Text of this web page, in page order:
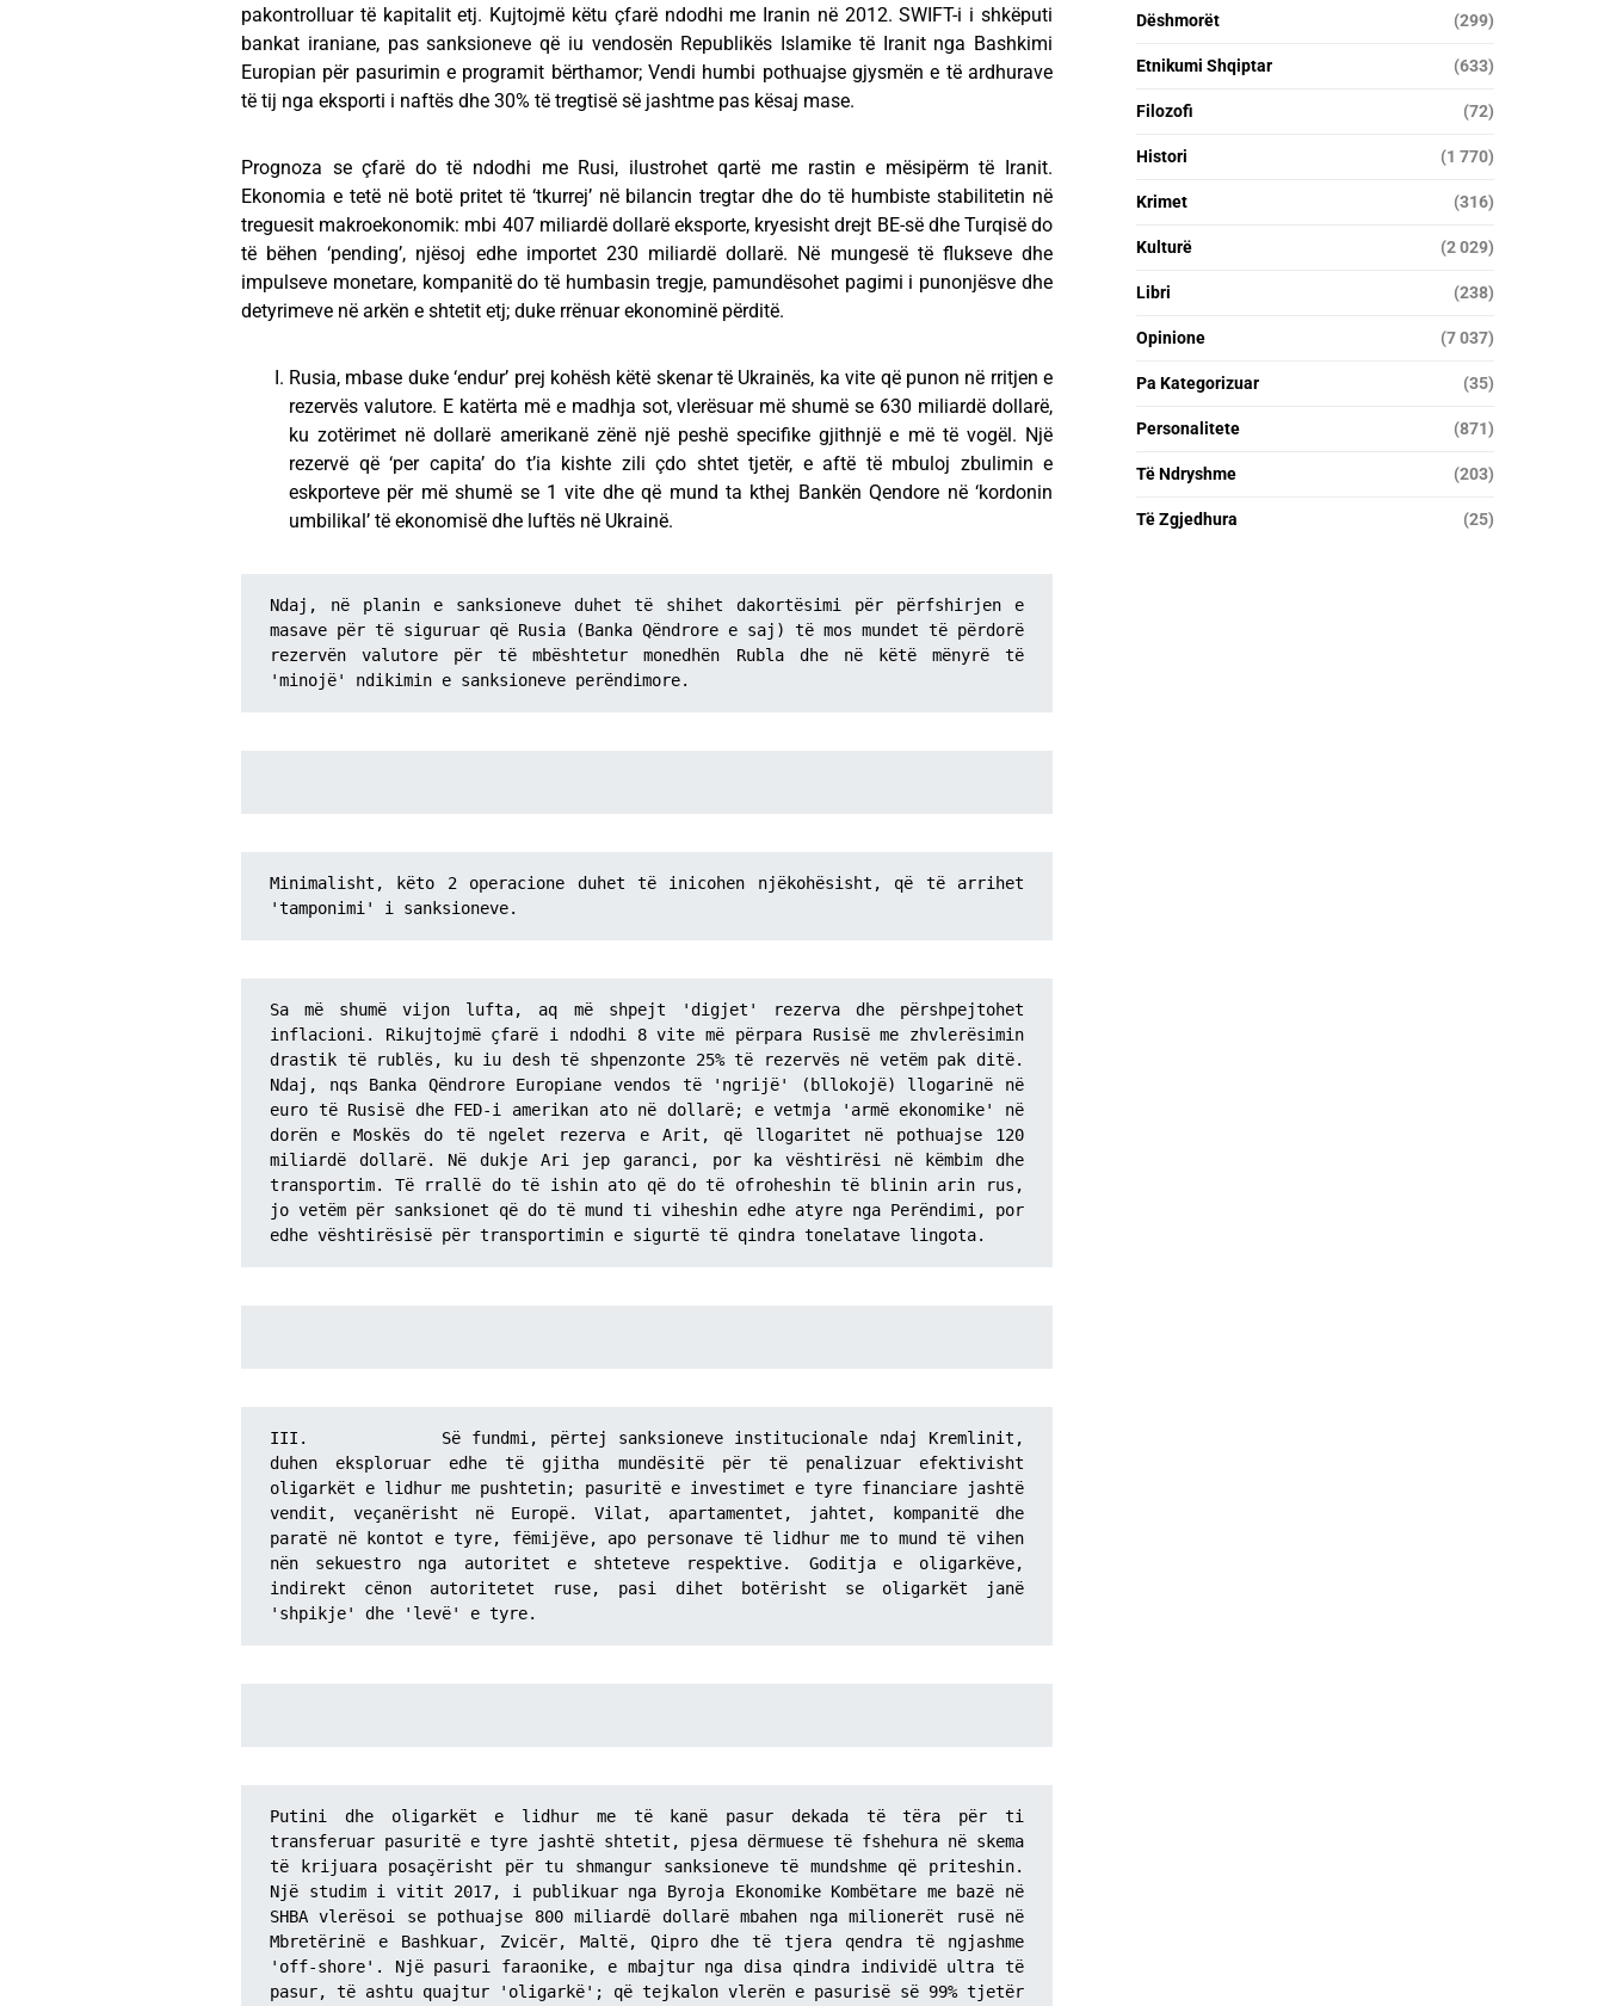
pakontrolluar të kapitalit etj. Kujtojmë këtu çfarë ndodhi me Iranin në 2012. SWIFT-i i shkëputi
bankat iraniane, pas sanksioneve që iu vendosën Republikës Islamike të Iranit nga Bashkimi
Europian për pasurimin e programit bërthamor; Vendi humbi pothuajse gjysmën e të ardhurave
të tij nga eksporti i naftës dhe 30% të tregtisë së jashtme pas kësaj mase.
Prognoza se çfarë do të ndodhi me Rusi, ilustrohet qartë me rastin e mësipërm të Iranit.
Ekonomia e tetë në botë pritet të ‘tkurrej’ në bilancin tregtar dhe do të humbiste stabilitetin në
treguesit makroekonomik: mbi 407 miliardë dollarë eksporte, kryesisht drejt BE-së dhe Turqisë do
të bëhen ‘pending’, njësoj edhe importet 230 miliardë dollarë. Në mungesë të flukseve dhe
impulseve monetare, kompanitë do të humbasin tregje, pamundësohet pagimi i punonjësve dhe
detyrimeve në arkën e shtetit etj; duke rrënuar ekonominë përditë.
Rusia, mbase duke ‘endur’ prej kohësh këtë skenar të Ukrainës, ka vite që punon në rritjen e
rezervës valutore. E katërta më e madhja sot, vlerësuar më shumë se 630 miliardë dollarë,
ku zotërimet në dollarë amerikanë zënë një peshë specifike gjithnjë e më të vogël. Një
rezervë që ‘per capita’ do t’ia kishte zili çdo shtet tjetër, e aftë të mbuloj zbulimin e
eskporteve për më shumë se 1 vite dhe që mund ta kthej Bankën Qendore në ‘kordonin
umbilikal’ të ekonomisë dhe luftës në Ukrainë.
Ndaj, në planin e sanksioneve duhet të shihet dakortësimi për përfshirjen e
masave për të siguruar që Rusia (Banka Qëndrore e saj) të mos mundet të përdorë
rezervën valutore për të mbështetur monedhën Rubla dhe në këtë mënyrë të
'minojë' ndikimin e sanksioneve perëndimore.
Minimalisht, këto 2 operacione duhet të inicohen njëkohësisht, që të arrihet
'tamponimi' i sanksioneve.
Sa më shumë vijon lufta, aq më shpejt 'digjet' rezerva dhe përshpejtohet
inflacioni. Rikujtojmë çfarë i ndodhi 8 vite më përpara Rusisë me zhvlerësimin
drastik të rublës, ku iu desh të shpenzonte 25% të rezervës në vetëm pak ditë.
Ndaj, nqs Banka Qëndrore Europiane vendos të 'ngrijë' (bllokojë) llogarinë në
euro të Rusisë dhe FED-i amerikan ato në dollarë; e vetmja 'armë ekonomike' në
dorën e Moskës do të ngelet rezerva e Arit, që llogaritet në pothuajse 120
miliardë dollarë. Në dukje Ari jep garanci, por ka vështirësi në këmbim dhe
transportim. Të rrallë do të ishin ato që do të ofroheshin të blinin arin rus,
jo vetëm për sanksionet që do të mund ti viheshin edhe atyre nga Perëndimi, por
edhe vështirësisë për transportimin e sigurtë të qindra tonelatave lingota.
III.            Së fundmi, përtej sanksioneve institucionale ndaj Kremlinit,
duhen eksploruar edhe të gjitha mundësitë për të penalizuar efektivisht
oligarkët e lidhur me pushtetin; pasuritë e investimet e tyre financiare jashtë
vendit, veçanërisht në Europë. Vilat, apartamentet, jahtet, kompanitë dhe
paratë në kontot e tyre, fëmijëve, apo personave të lidhur me to mund të vihen
nën sekuestro nga autoritet e shteteve respektive. Goditja e oligarkëve,
indirekt cënon autoritetet ruse, pasi dihet botërisht se oligarkët janë
'shpikje' dhe 'levë' e tyre.
Putini dhe oligarkët e lidhur me të kanë pasur dekada të tëra për ti
transferuar pasuritë e tyre jashtë shtetit, pjesa dërmuese të fshehura në skema
të krijuara posaçërisht për tu shmangur sanksioneve të mundshme që priteshin.
Një studim i vitit 2017, i publikuar nga Byroja Ekonomike Kombëtare me bazë në
SHBA vlerësoi se pothuajse 800 miliardë dollarë mbahen nga milionerët rusë në
Mbretërinë e Bashkuar, Zvicër, Maltë, Qipro dhe të tjera qendra të ngjashme
'off-shore'. Një pasuri faraonike, e mbajtur nga disa qindra individë ultra të
pasur, të ashtu quajtur 'oligarkë'; që tejkalon vlerën e pasurisë së 99% tjetër
Dëshmorët (299)
Etnikumi Shqiptar (633)
Filozofi (72)
Histori (1 770)
Krimet (316)
Kulturë (2 029)
Libri (238)
Opinione (7 037)
Pa Kategorizuar (35)
Personalitete (871)
Të Ndryshme (203)
Të Zgjedhura (25)